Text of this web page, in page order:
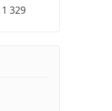
1 329